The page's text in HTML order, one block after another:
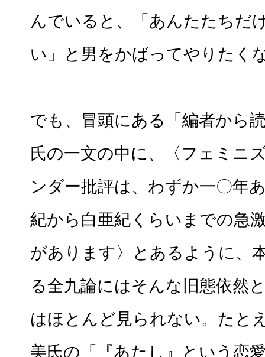
んでいると、「あんたたちだ
い」と男をかばってやりたく
でも、冒頭にある「編者から
氏の一文の中に、〈フェミニ
ンダー批評は、わずか一〇年
紀から白亜紀くらいまでの急
があります〉とあるように、
る全九論にはそんな旧態依然
はほとんど見られない。たと
美氏の「『あたし』という恋